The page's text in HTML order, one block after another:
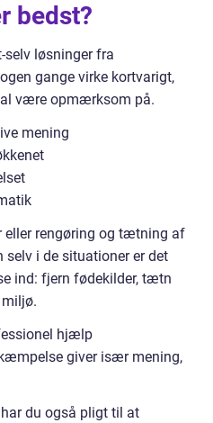
bedst?
selv løsninger fra
gange virke kortvarigt,
være opmærksom på.
mening
eller rengøring og tætning af
i de situationer er det
ind: fjern fødekilder, tætn
miljø.
hjælp
giver især mening,
du også pligt til at